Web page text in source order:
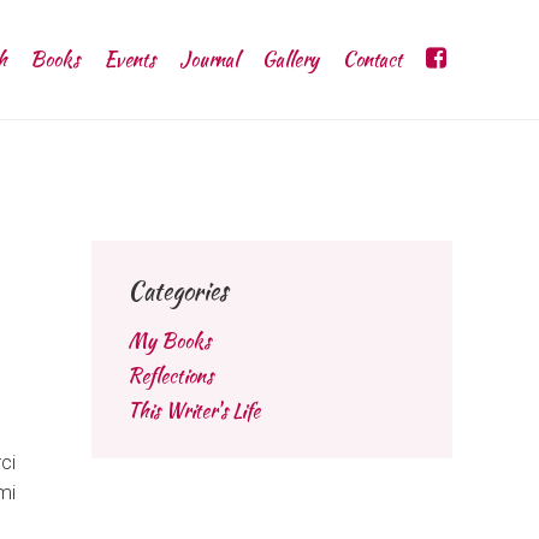
Books Events Journal Gallery Contact
Categories
My Books
Reflections
This Writer's Life